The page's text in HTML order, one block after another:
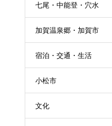
七尾・中能登・穴水
加賀温泉郷・加賀市
宿泊・交通・生活
小松市
文化